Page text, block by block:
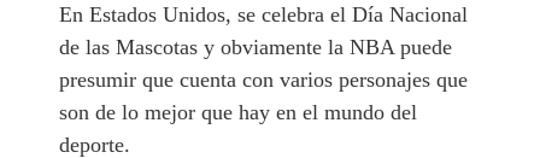
En Estados Unidos, se celebra el Día Nacional
de las Mascotas y obviamente la NBA puede
presumir que cuenta con varios personajes que
son de lo mejor que hay en el mundo del
deporte.